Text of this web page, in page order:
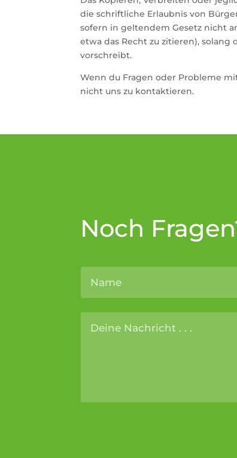
die schriftliche Erlaubnis von
sofern in geltendem Gesetz nicht
etwa das Recht zu zitieren),
vorschreibt.
Wenn du Fragen oder Probleme
nicht uns zu kontaktieren.
Noch